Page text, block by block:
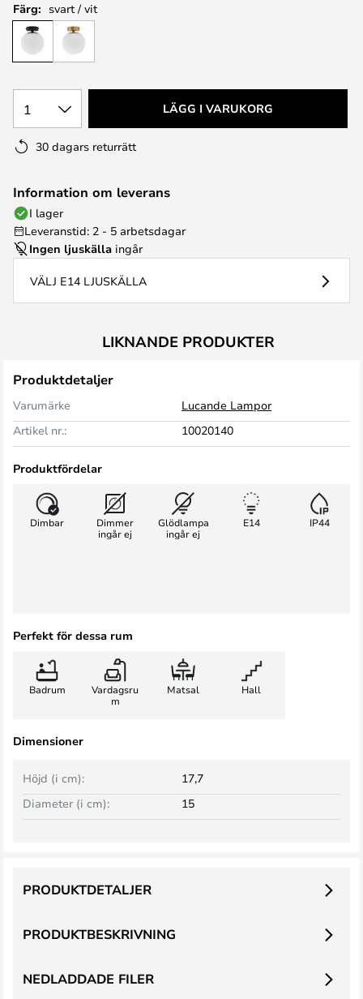
Färg: svart / vit
1 LÄGG I VARUKORG
30 dagars returrätt
Information om leverans
I lager
Leveranstid: 2 - 5 arbetsdagar
Ingen ljuskälla ingår
VÄLJ E14 LJUSKÄLLA
LIKNANDE PRODUKTER
Produktdetaljer
Varumärke
Lucande Lampor
Artikel nr.:
10020140
Produktfördelar
Dimbar
Dimmer
ingår ej
Glödlampa
ingår ej
E14
IP44
Perfekt för dessa rum
Badrum
Vardagsru
m
Matsal Hall
Dimensioner
Höjd (i cm):
17,7
Diameter (i cm):
15
PRODUKTBESKRIVNING
PRODUKTDETALJER
NEDLADDADE FILER